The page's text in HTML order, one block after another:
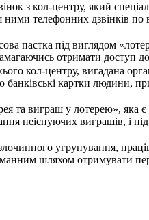
з кол-центру, який
ними телефонних дзвінків
пастка під виглядом
отримати доступ
кол-центру, вигадана
картки людини,
та виграш у лотерею», яка
неіснуючих виграшів, і
угрупування,
шляхом отримувати